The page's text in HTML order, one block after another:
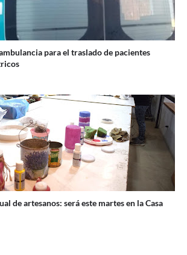
para el traslado de pacientes
de artesanos: será este martes en la Casa